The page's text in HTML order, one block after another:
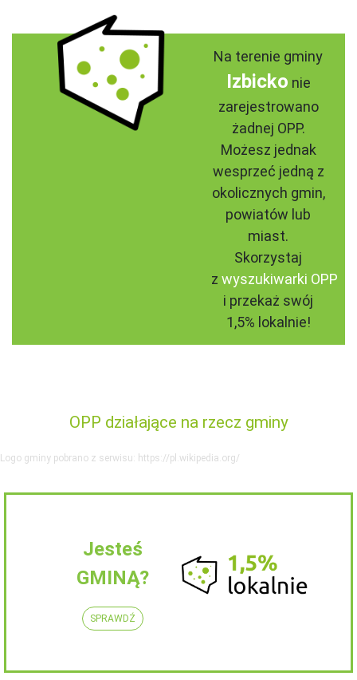
Na terenie gminy
Izbicko nie
zarejestrowano
żadnej OPP.
Możesz jednak
wesprzeć jedną z
okolicznych gmin,
powiatów lub
miast.
Skorzystaj
z wyszukiwarki OPP
i przekaż swój
1,5% lokalnie!
OPP działające na rzecz gminy
Logo gminy pobrano z serwisu: https://pl.wikipedia.org/
Jesteś
GMINĄ?
SPRAWDŹ